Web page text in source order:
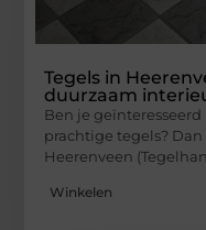
Tegels in
duurzaam
Ben je
prachtige tegels?
Heerenveen
Winkelen